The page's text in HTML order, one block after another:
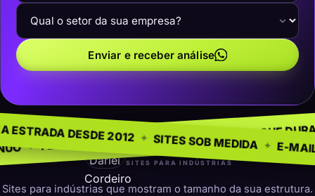
Enviar e receber análise
INDÚSTRIAS ✦ PRESENÇA QUE DURA SEM
✦ NA ESTRADA DESDE 2012 ✦ SITES SOB
darleicordeiro
SITES PARA INDÚSTRIAS
Sites para indústrias que mostram o tamanho da sua estrutura.